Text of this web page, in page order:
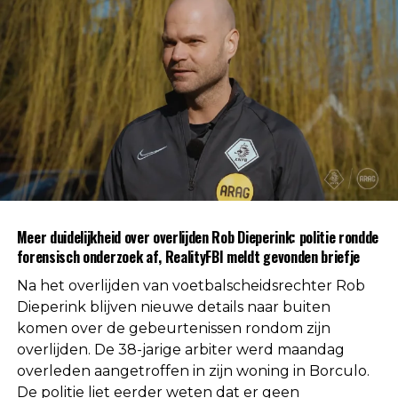
standaard deel uit van een procedure wanneer de
oorzaak van een overlijden nog niet direct
duidelijk is.
Na afronding van de eerste onderzoeksfase liet de
politie weten dat er geen aanwijzingen zijn
gevonden voor betrokkenheid van andere
personen. Daarmee is die mogelijkheid volgens de
autoriteiten uitgesloten.
worden geen verdere mededelingen gedaan over
Een vaste waarde in de Nederlandse
arbitrage
Met het overlijden van Rob Dieperink verliest het
Meer duidelijkheid over overlijden Rob Dieperink: politie rondde
forensisch onderzoek af, RealityFBI meldt gevonden briefje
Na het overlijden van voetbalscheidsrechter Rob
Dieperink blijven nieuwe details naar buiten
komen over de gebeurtenissen rondom zijn
overlijden. De 38-jarige arbiter werd maandag
overleden aangetroffen in zijn woning in Borculo.
De politie liet eerder weten dat er geen